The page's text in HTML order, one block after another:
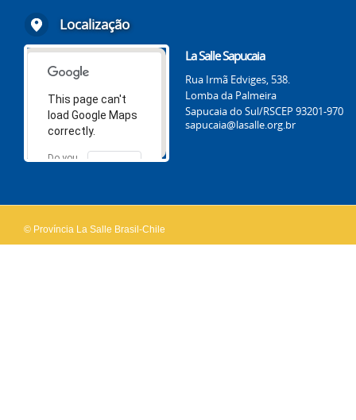
Localização
This page can't
load Google Maps
correctly.
Do you
OK
La Salle Sapucaia
Rua Irmã Edviges, 538.
Lomba da Palmeira
Sapucaia do Sul/RSCEP 93201-970
sapucaia@lasalle.org.br
© Província La Salle Brasil-Chile